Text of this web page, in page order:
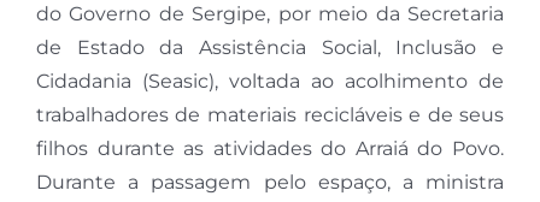
do Governo de Sergipe, por meio da Secretaria
de Estado da Assistência Social, Inclusão e
Cidadania (Seasic), voltada ao acolhimento de
trabalhadores de materiais recicláveis e de seus
filhos durante as atividades do Arraiá do Povo.
Durante a passagem pelo espaço, a ministra